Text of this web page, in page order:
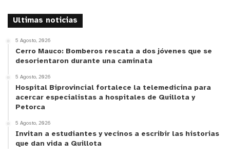
demandas actuales de las familias”.
El director del PAR Explora Valparaíso y profesor
del Instituto de Geografía de la PUCV, Victor
Salinas, complementó que además “las escuelas
rurales de la región tienen ejemplos excepcionales
de buena gestión pedagógica. Aquellas
desarrollos científicos que se sitúan en la
resolución de problemas complejos como la
Ultimas noticias
5 Agosto, 2026
Cerro Mauco: Bomberos rescata a dos jóvenes que se
desorientaron durante una caminata
5 Agosto, 2026
Hospital Biprovincial fortalece la telemedicina para
acercar especialistas a hospitales de Quillota y
Petorca
5 Agosto, 2026
Invitan a estudiantes y vecinos a escribir las historias
que dan vida a Quillota